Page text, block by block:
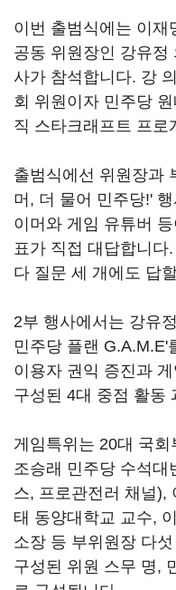
이번 출범식에는 이재
공동 위원장인 강유정
사가 참석합니다. 강
회 위원이자 민주당
직 스타크래프트 프로
출범식에선 위원장과
머, 더 물어 민주당!'
이머와 게임 유튜버
표가 직접 대답합니다
다 질문 세 개에도 답
2부 행사에서는 강유
민주당 플랜 G.A.M.E'
이용자 권익 증진과
구성된 4대 중점 활동
게임특위는 20대 국
조승래 민주당 수석대
스, 프로관전러 채널),
태 동양대학교 교수,
소장 등 부위원장 다
구성된 위원 스무 명,